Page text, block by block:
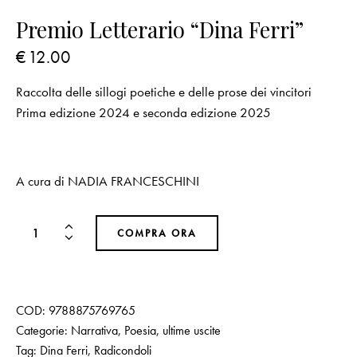
Premio Letterario “Dina Ferri”
€ 12.00
Raccolta delle sillogi poetiche e delle prose dei vincitori
Prima edizione 2024 e seconda edizione 2025
A cura di NADIA FRANCESCHINI
COMPRA ORA
COD: 9788875769765
Categorie: Narrativa, Poesia, ultime uscite
Tag: Dina Ferri, Radicondoli